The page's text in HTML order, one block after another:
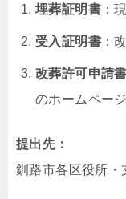
埋葬証明書 ：
受入証明書 ：
改葬許可申請書
のホームペー
提出先：
釧路市各区役所・